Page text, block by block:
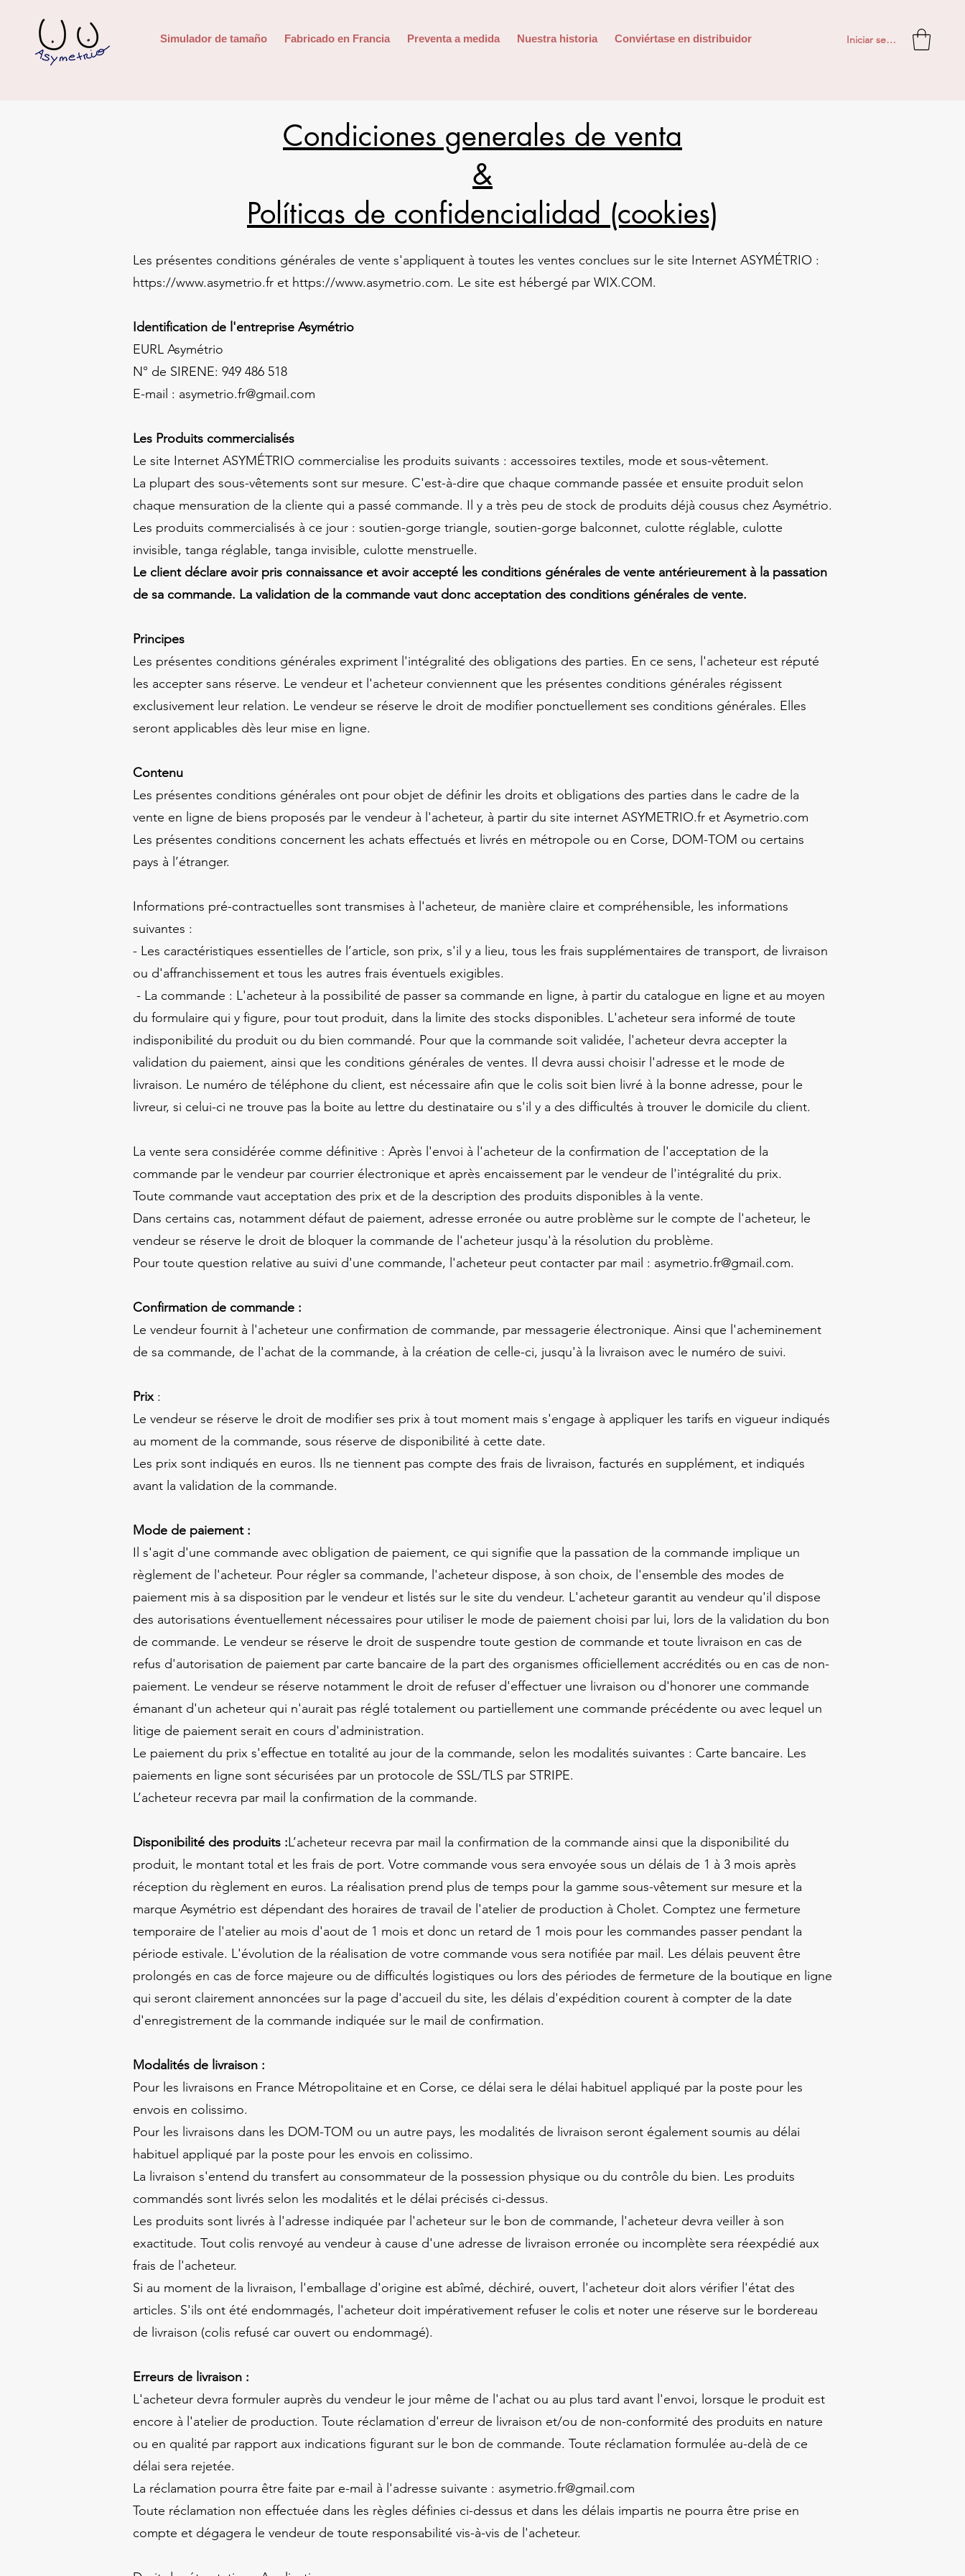
Simulador de tamaño Fabricado en Francia Preventa a medida Nuestra historia Conviértase en distribuidor Iniciar sesión
Condiciones generales de venta
&
Políticas de confidencialidad (cookies)
​Les présentes conditions générales de vente s'appliquent à toutes les ventes conclues sur le site Internet ASYMÉTRIO :
https://www.asymetrio.fr et https://www.asymetrio.com. Le site est hébergé par WIX.COM.
Identification de l'entreprise Asymétrio
EURL Asymétrio
N° de SIRENE: 949 486 518
E-mail : asymetrio.fr@gmail.com
Les Produits commercialisés
Le site Internet ASYMÉTRIO commercialise les produits suivants : accessoires textiles, mode et sous-vêtement.
La plupart des sous-vêtements sont sur mesure. C'est-à-dire que chaque commande passée et ensuite produit selon
chaque mensuration de la cliente qui a passé commande. Il y a très peu de stock de produits déjà cousus chez Asymétrio.
Les produits commercialisés à ce jour : soutien-gorge triangle, soutien-gorge balconnet, culotte réglable, culotte
invisible, tanga réglable, tanga invisible, culotte menstruelle.
Le client déclare avoir pris connaissance et avoir accepté les conditions générales de vente antérieurement à la passation
de sa commande. La validation de la commande vaut donc acceptation des conditions générales de vente.
Principes
Les présentes conditions générales expriment l'intégralité des obligations des parties. En ce sens, l'acheteur est réputé
les accepter sans réserve. Le vendeur et l'acheteur conviennent que les présentes conditions générales régissent
exclusivement leur relation. Le vendeur se réserve le droit de modifier ponctuellement ses conditions générales. Elles
seront applicables dès leur mise en ligne.
Contenu
Les présentes conditions générales ont pour objet de définir les droits et obligations des parties dans le cadre de la
vente en ligne de biens proposés par le vendeur à l'acheteur, à partir du site internet ASYMETRIO.fr et Asymetrio.com
Les présentes conditions concernent les achats effectués et livrés en métropole ou en Corse, DOM-TOM ou certains
pays à l’étranger.
Informations pré-contractuelles sont transmises à l'acheteur, de manière claire et compréhensible, les informations
suivantes :
- Les caractéristiques essentielles de l’article, son prix, s'il y a lieu, tous les frais supplémentaires de transport, de livraison
ou d'affranchissement et tous les autres frais éventuels exigibles.
- La commande : L'acheteur à la possibilité de passer sa commande en ligne, à partir du catalogue en ligne et au moyen
du formulaire qui y figure, pour tout produit, dans la limite des stocks disponibles. L'acheteur sera informé de toute
indisponibilité du produit ou du bien commandé. Pour que la commande soit validée, l'acheteur devra accepter la
validation du paiement, ainsi que les conditions générales de ventes. Il devra aussi choisir l'adresse et le mode de
livraison. Le numéro de téléphone du client, est nécessaire afin que le colis soit bien livré à la bonne adresse, pour le
livreur, si celui-ci ne trouve pas la boite au lettre du destinataire ou s'il y a des difficultés à trouver le domicile du client.
La vente sera considérée comme définitive : Après l'envoi à l'acheteur de la confirmation de l'acceptation de la
commande par le vendeur par courrier électronique et après encaissement par le vendeur de l'intégralité du prix.
Toute commande vaut acceptation des prix et de la description des produits disponibles à la vente.
Dans certains cas, notamment défaut de paiement, adresse erronée ou autre problème sur le compte de l'acheteur, le
vendeur se réserve le droit de bloquer la commande de l'acheteur jusqu'à la résolution du problème.
Pour toute question relative au suivi d'une commande, l'acheteur peut contacter par mail : asymetrio.fr@gmail.com.
Confirmation de commande :
Le vendeur fournit à l'acheteur une confirmation de commande, par messagerie électronique. Ainsi que l'acheminement
de sa commande, de l'achat de la commande, à la création de celle-ci, jusqu'à la livraison avec le numéro de suivi.
Prix:
Le vendeur se réserve le droit de modifier ses prix à tout moment mais s'engage à appliquer les tarifs en vigueur indiqués
au moment de la commande, sous réserve de disponibilité à cette date.
Les prix sont indiqués en euros. Ils ne tiennent pas compte des frais de livraison, facturés en supplément, et indiqués
avant la validation de la commande.
Mode de paiement :
Il s'agit d'une commande avec obligation de paiement, ce qui signifie que la passation de la commande implique un
règlement de l'acheteur. Pour régler sa commande, l'acheteur dispose, à son choix, de l'ensemble des modes de
paiement mis à sa disposition par le vendeur et listés sur le site du vendeur. L'acheteur garantit au vendeur qu'il dispose
des autorisations éventuellement nécessaires pour utiliser le mode de paiement choisi par lui, lors de la validation du bon
de commande. Le vendeur se réserve le droit de suspendre toute gestion de commande et toute livraison en cas de
refus d'autorisation de paiement par carte bancaire de la part des organismes officiellement accrédités ou en cas de non-
paiement. Le vendeur se réserve notamment le droit de refuser d'effectuer une livraison ou d'honorer une commande
émanant d'un acheteur qui n'aurait pas réglé totalement ou partiellement une commande précédente ou avec lequel un
litige de paiement serait en cours d'administration.
Le paiement du prix s'effectue en totalité au jour de la commande, selon les modalités suivantes : Carte bancaire. Les
paiements en ligne sont sécurisées par un protocole de SSL/TLS par STRIPE.
L’acheteur recevra par mail la confirmation de la commande.
Disponibilité des produits :L’acheteur recevra par mail la confirmation de la commande ainsi que la disponibilité du
produit, le montant total et les frais de port. Votre commande vous sera envoyée sous un délais de 1 à 3 mois après
réception du règlement en euros. La réalisation prend plus de temps pour la gamme sous-vêtement sur mesure et la
marque Asymétrio est dépendant des horaires de travail de l'atelier de production à Cholet. Comptez une fermeture
temporaire de l'atelier au mois d'aout de 1 mois et donc un retard de 1 mois pour les commandes passer pendant la
période estivale. L'évolution de la réalisation de votre commande vous sera notifiée par mail. Les délais peuvent être
prolongés en cas de force majeure ou de difficultés logistiques ou lors des périodes de fermeture de la boutique en ligne
qui seront clairement annoncées sur la page d'accueil du site, les délais d'expédition courent à compter de la date
d'enregistrement de la commande indiquée sur le mail de confirmation.
Modalités de livraison :
Pour les livraisons en France Métropolitaine et en Corse, ce délai sera le délai habituel appliqué par la poste pour les
envois en colissimo.
Pour les livraisons dans les DOM-TOM ou un autre pays, les modalités de livraison seront également soumis au délai
habituel appliqué par la poste pour les envois en colissimo.
La livraison s'entend du transfert au consommateur de la possession physique ou du contrôle du bien. Les produits
commandés sont livrés selon les modalités et le délai précisés ci-dessus.
Les produits sont livrés à l'adresse indiquée par l'acheteur sur le bon de commande, l'acheteur devra veiller à son
exactitude. Tout colis renvoyé au vendeur à cause d'une adresse de livraison erronée ou incomplète sera réexpédié aux
frais de l'acheteur.
Si au moment de la livraison, l'emballage d'origine est abîmé, déchiré, ouvert, l'acheteur doit alors vérifier l'état des
articles. S'ils ont été endommagés, l'acheteur doit impérativement refuser le colis et noter une réserve sur le bordereau
de livraison (colis refusé car ouvert ou endommagé).
Erreurs de livraison :
L'acheteur devra formuler auprès du vendeur le jour même de l'achat ou au plus tard avant l'envoi, lorsque le produit est
encore à l'atelier de production. Toute réclamation d'erreur de livraison et/ou de non-conformité des produits en nature
ou en qualité par rapport aux indications figurant sur le bon de commande. Toute réclamation formulée au-delà de ce
délai sera rejetée.
La réclamation pourra être faite par e-mail à l'adresse suivante : asymetrio.fr@gmail.com
Toute réclamation non effectuée dans les règles définies ci-dessus et dans les délais impartis ne pourra être prise en
compte et dégagera le vendeur de toute responsabilité vis-à-vis de l'acheteur.